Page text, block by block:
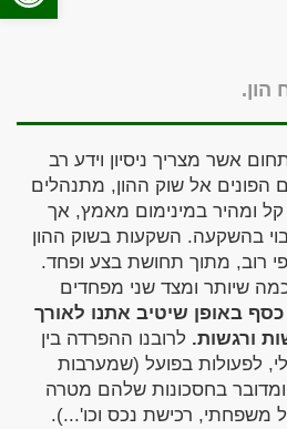
הון.
אשר מצריך ניסיון וידע רב
הפונים אל שוק ההון, מתנהלים
ומהיר במינימום מאמץ, אך
בהשקעה. השקעות בשוק ההון
רוב, מתוך תחושת בצע ופחד.
שיותר ומצד שני מפחדים
באופן שיטיב אתנו לאורך
ורגשות. לרובנו ההפרדה בין
לפעולות בפועל (שמערבות
בחסכונות שלהם מטרה
משפחתי, רכישת נכס וכו'...).